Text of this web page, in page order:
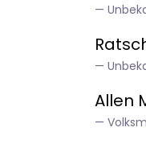
Allen